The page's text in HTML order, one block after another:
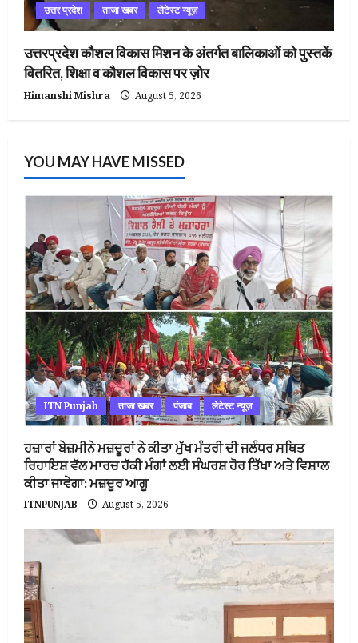
उत्तर प्रदेश ताजा खबर लेटेस्ट न्यूज़
उत्तरप्रदेश कौशल विकास मिशन के अंतर्गत बालिकाओं को पुस्तकें
वितरित, शिक्षा व कौशल विकास पर ज़ोर
Himanshi Mishra August 5, 2026
YOU MAY HAVE MISSED
ITN Punjab ताजा खबर पंजाब लेटेस्ट न्यूज़
ਹਜ਼ਾਰਾਂ ਬੇਜ਼ਮੀਨੇ ਮਜ਼ਦੂਰਾਂ ਨੇ ਕੀਤਾ ਮੁੱਖ ਮੰਤਰੀ ਦੀ ਜਲੰਧਰ ਸਥਿਤ
ਰਿਹਾਇਸ਼ ਵੱਲ ਮਾਰਚ ਹੱਕੀ ਮੰਗਾਂ ਲਈ ਸੰਘਰਸ਼ ਹੋਰ ਤਿੱਖਾ ਅਤੇ ਵਿਸ਼ਾਲ
ਕੀਤਾ ਜਾਵੇਗਾ: ਮਜ਼ਦੂਰ ਆਗੂ
ITNPUNJAB August 5, 2026